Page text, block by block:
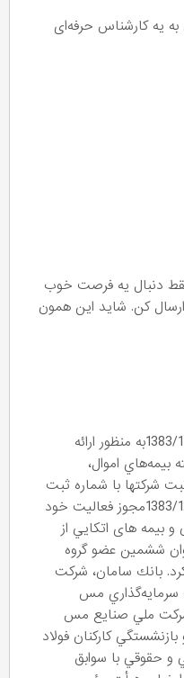
یه کارشناس حرفه‌ای
فقط دنبال یه فرصت خوب
کن. شاید این همون
شركت بيمه سامان در تاریخ 1383/11/27به منظور ارائه
بيمه‌هاي اموال،
شرکتها با شماره ثبت
241059 ثبت شد و در تاریخ 1383/12/11مجوز فعاليت خود
و بیمه های اتكايي از
ششمين عضو گروه
بانك سامان، شركت
سرمايه‌گذاري مس
ملي صنايع مس
كاركنان فولاد
حقوقي با سوابق